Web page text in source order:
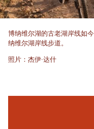
博纳维尔湖的古老湖岸线如
纳维尔湖岸线步道。
照片：杰伊·达什